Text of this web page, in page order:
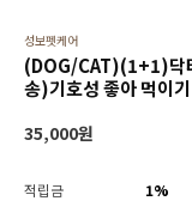
성보펫케어
(DOG/CAT)(1+1)닥
송)기호성 좋아 먹이
35,000원
적립금
1%